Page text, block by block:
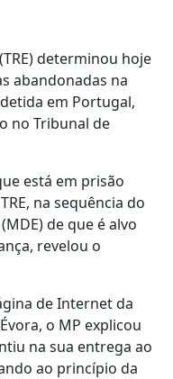
determinou hoje
abandonadas na
em Portugal,
no Tribunal de
está em prisão
na sequência do
de que é alvo
revelou o
de Internet da
o MP explicou
na sua entrega ao
ao princípio da